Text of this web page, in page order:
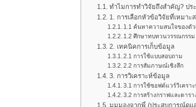
ทำไมการทำวิจัยถึงสำคัญ? ปร
1. การเลือกหัวข้อวิจัยที่เหมาะ
1.1 ค้นหาความสนใจของตัว
1.2 ศึกษาทบทวนวรรณกรรม
2. เทคนิคการเก็บข้อมูล
2.1 การใช้แบบสอบถาม
2.2 การสัมภาษณ์เชิงลึก
3. การวิเคราะห์ข้อมูล
3.1 การใช้ซอฟต์แวร์วิเครา
3.2 การสร้างกราฟและตารา
มุมมองจากพี่ (ประสบการณ์ดูแ